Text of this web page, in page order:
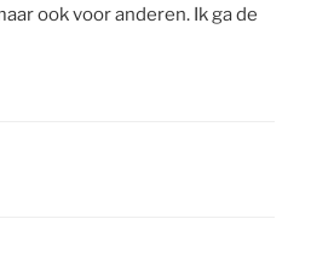
ook voor anderen. Ik ga de